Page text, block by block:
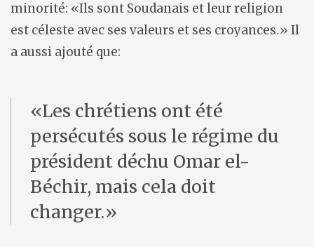
minorité: «Ils sont Soudanais et leur religion
est céleste avec ses valeurs et ses croyances.» Il
a aussi ajouté que:
«Les chrétiens ont été
persécutés sous le régime du
président déchu Omar el-
Béchir, mais cela doit
changer.»